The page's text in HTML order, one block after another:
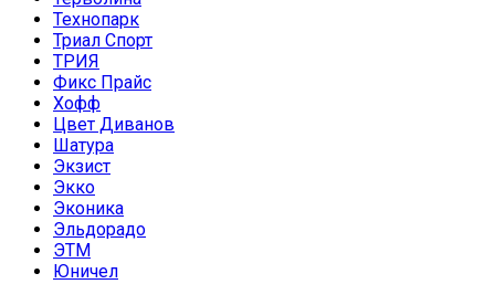
Технопарк
Триал Спорт
ТРИЯ
Фикс Прайс
Хофф
Цвет Диванов
Шатура
Экзист
Экко
Эконика
Эльдорадо
ЭТМ
Юничел